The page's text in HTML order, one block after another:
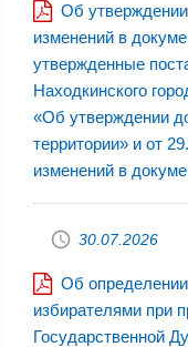
Об утверждении
изменений в
утвержденные
Находкинского
«Об утверждении
территории» и от
изменений в
30.07.2026
Об определении
избирателями при
Государственной